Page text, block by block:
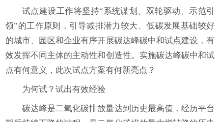
试点建设工作将坚持“系统谋划、双轮驱动、示范引
领”的工作原则，引导减排潜力较大、低碳发展基础较好
的城市、园区和企业有序开展碳达峰碳中和试点建设，有
效发挥不同主体的主动性和创造性。实施碳达峰碳中和试
点有何意义，此次试点方案有何新亮点？
为何试？试出有效经验
碳达峰是二氧化碳排放量达到历史最高值，经历平台